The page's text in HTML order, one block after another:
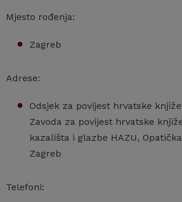
Mjesto rođenja:
Zagreb
Adrese:
Odsjek za povijest hrvatske
Zavoda za povijest hrvatske
kazališta i glazbe HAZU,
Zagreb
Telefoni: